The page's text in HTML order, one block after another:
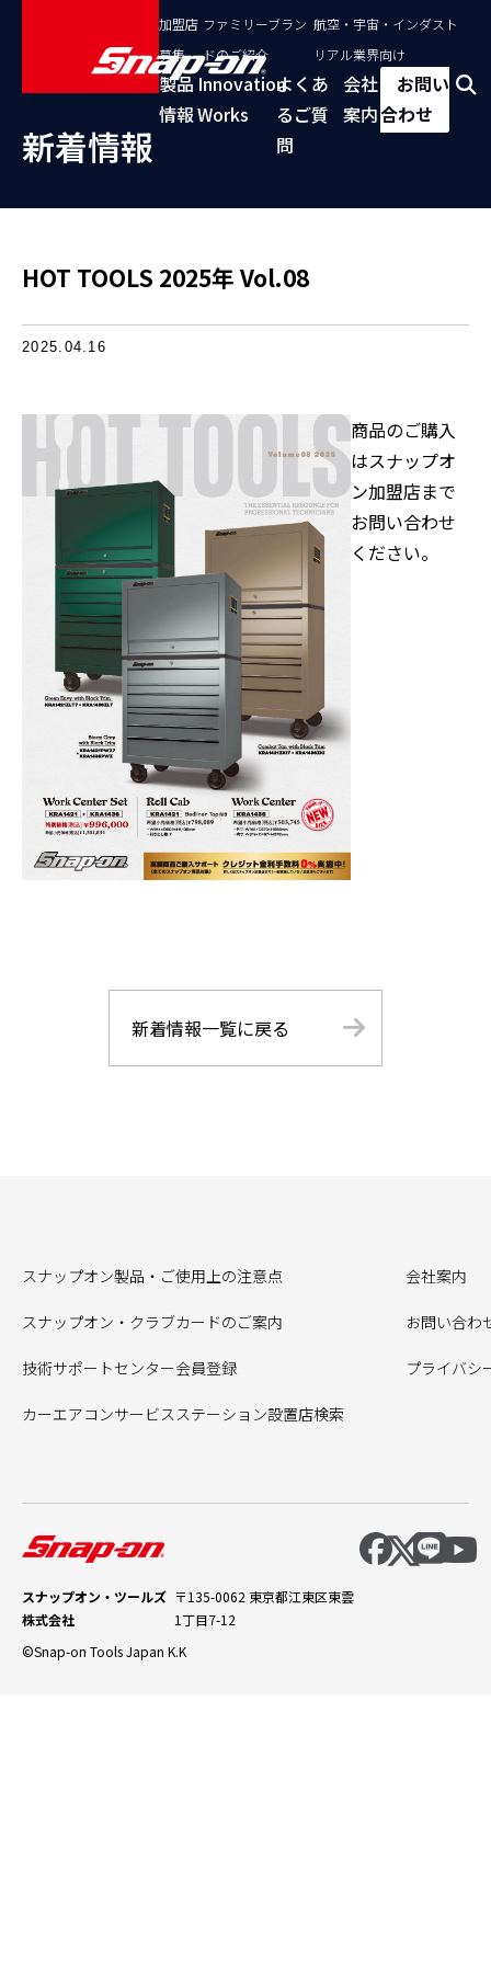
加盟店
募集
ファミリーブラン
ドのご紹介
航空・宇宙・インダスト
リアル業界向け
製品
情報
Innovation
Works
よくあ
るご質
問
会社
案内
お問い
合わせ
新着情報
HOT TOOLS 2025年 Vol.08
2025.04.16
商品のご購入
はスナップオ
ン加盟店まで
お問い合わせ
ください。
新着情報一覧に戻る
スナップオン製品・ご使用上の注意点
スナップオン・クラブカードのご案内
技術サポートセンター会員登録
カーエアコンサービスステーション設置店検索
会社案内
お問い合わ
プライバシ
スナップオン・ツールズ
株式会社
〒135-0062 東京都江東区東雲
1丁目7-12
©Snap-on Tools Japan K.K